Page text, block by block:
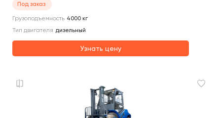
Под заказ
Грузоподъемность 4000 кг
Тип двигателя дизельный
Узнать цену